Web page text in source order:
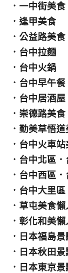
． 一中街美食
． 逢甲美食
． 公益路美食
． 台中拉麵
． 台中火鍋
． 台中早午餐
． 台中居酒屋
． 崇德路美食
． 勤美草悟道
． 台中火車站
． 台中北區 ．
． 台中西區 ．
． 台中大里區
． 草屯美食懶
． 彰化和美懶
． 日本福島
． 日本秋田
． 日本東京